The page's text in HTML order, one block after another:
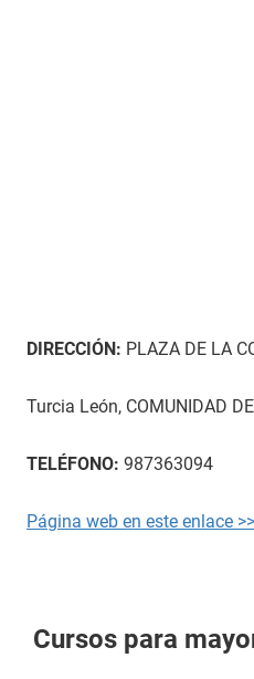
DIRECCIÓN: PLAZA DE LA
Turcia León, COMUNIDAD
TELÉFONO: 987363094
Página web en este enlace >>
Cursos para